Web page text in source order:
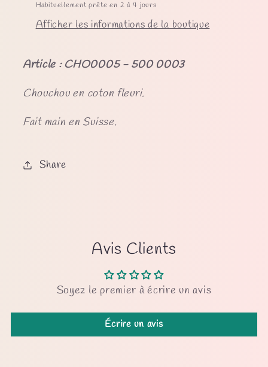
Habituellement prête en 2 à 4 jours
Afficher les informations de la boutique
Article : CHO0005 - 500 0003
Chouchou en coton fleuri.
Fait main en Suisse.
Share
Avis Clients
Soyez le premier à écrire un avis
Écrire un avis